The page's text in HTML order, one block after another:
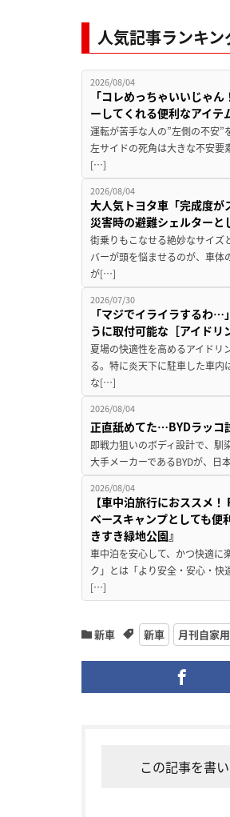
人気記事ランキ
2026/08/04
「コレめっちゃいいじゃ
ーしてくれる便利なアイテ
運転が苦手な人の”左側の不安”
左サイドの死角は大きな不安要
[…]
2026/08/04
大人気トヨタ車「完成度が
災害時の避難シェルターと
街乗りもこなせる絶妙なサイズ
バーが頭を悩ませるのが、車
が[…]
2026/07/30
「マジでイライラするわ
うに取付可能な［アイドリ
夏場の快適性を高めるアイドリ
る。特に炎天下に駐車した車
な[…]
2026/08/04
正直舐めてた…BYDラッコ
即戦力狙いのボディ設計で、馴
大手メーカーであるBYDが、
2026/08/04
【車中泊旅行におススメ
ベースキャンプとしても便
きすき緑地公園』
車中泊を安心して、かつ快適に
ク」とは「より安全・安心・快
[…]
新車 新車 月刊自家
この記事を書